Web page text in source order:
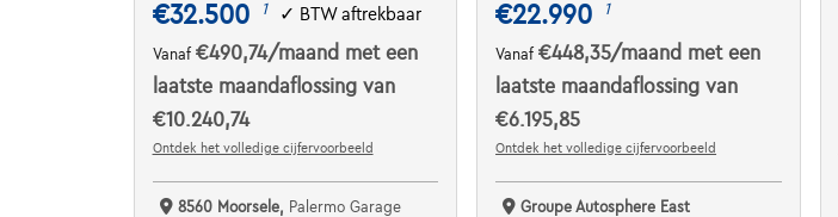
€32.500 1 ✓ BTW aftrekbaar
Vanaf €490,74/maand met een
laatste maandaflossing van
€10.240,74
Ontdek het volledige cijfervoorbeeld
8560 Moorsele, Palermo Garage
€22.990 1
Vanaf€448,35/maand met een
laatste maandaflossing van
€6.195,85
Ontdek het volledige cijfervoorbeeld
Groupe Autosphere East